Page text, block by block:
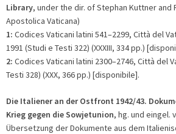
Library, under the dir. of Stephan Kuttner and
Apostolica Vaticana)
1: Codices Vaticani latini 541–2299, Città del
1991 (Studi e Testi 322) (XXXIII, 334 pp.)
2: Codices Vaticani latini 2300–2746, Città del
Testi 328) (XXX, 366 pp.) [disponibile].
Die Italiener an der Ostfront 1942/43.
Krieg gegen die Sowjetunion, hg. und eingel.
Übersetzung der Dokumente aus dem